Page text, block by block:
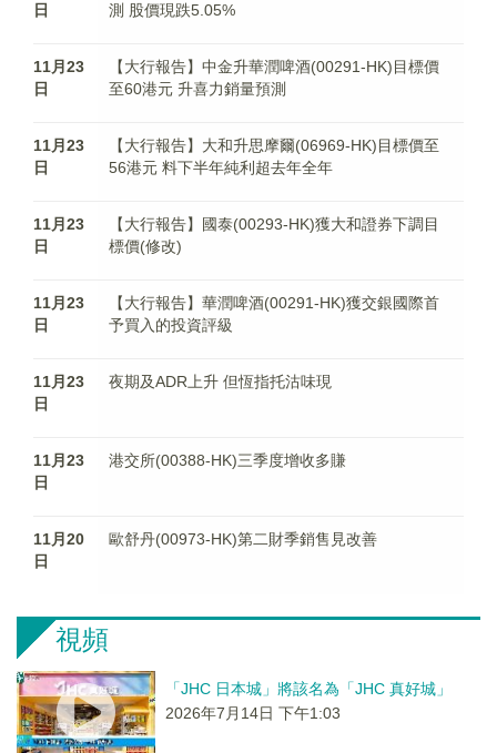
日
測 股價現跌5.05%
11月23
日
【大行報告】中金升華潤啤酒(00291-HK)目標價
至60港元 升喜力銷量預測
11月23
日
【大行報告】大和升思摩爾(06969-HK)目標價至
56港元 料下半年純利超去年全年
11月23
日
【大行報告】國泰(00293-HK)獲大和證券下調目
標價(修改)
11月23
日
【大行報告】華潤啤酒(00291-HK)獲交銀國際首
予買入的投資評級
11月23
日
夜期及ADR上升 但恆指托沽味現
11月23
日
港交所(00388-HK)三季度增收多賺
11月20
日
歐舒丹(00973-HK)第二財季銷售見改善
視頻
「JHC 日本城」將該名為「JHC 真好城」
2026年7月14日 下午1:03